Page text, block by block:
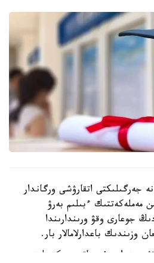
جەرگىلىكتى اتقارۋشى ورگاندار
مەملەكەتتىك ءبىلىم بەرۋ
جوعارى وقۋ ورىندارىندا
وزىندىك باعدارلامالار بار.
ورىندارى ۇسىناتىن رەكتورلىق،